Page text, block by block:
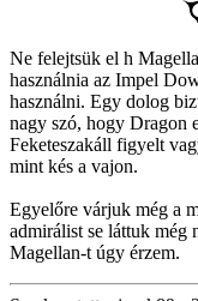
Ne felejtsük el h
használnia az Impel
használni. Egy dolog
nagy szó, hogy Dragon
Feketeszakáll figyelt
mint kés a vajon.
Egyelőre várjuk még a
admirálist se láttuk még
Magellan-t úgy érzem.